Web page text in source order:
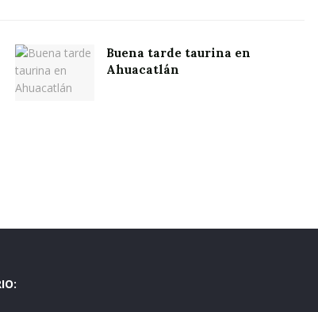
Buena tarde taurina en
Ahuacatlán